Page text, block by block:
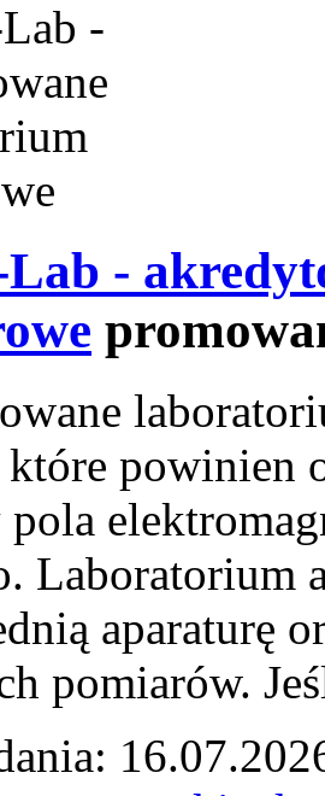
-
które powinien
Laboratorium
aparaturę
pomiarów.